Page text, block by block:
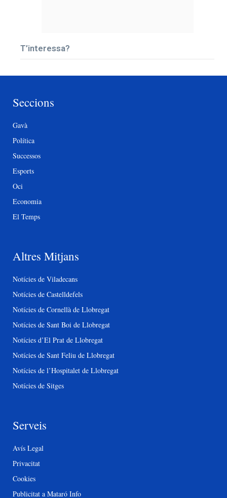
T’interessa?
Seccions
Gavà
Política
Successos
Esports
Oci
Economia
El Temps
Altres Mitjans
Notícies de Viladecans
Notícies de Castelldefels
Notícies de Cornellà de Llobregat
Notícies de Sant Boi de Llobregat
Notícies d’El Prat de Llobregat
Notícies de Sant Feliu de Llobregat
Notícies de l’Hospitalet de Llobregat
Notícies de Sitges
Serveis
Avís Legal
Privacitat
Cookies
Publicitat a Mataró Info